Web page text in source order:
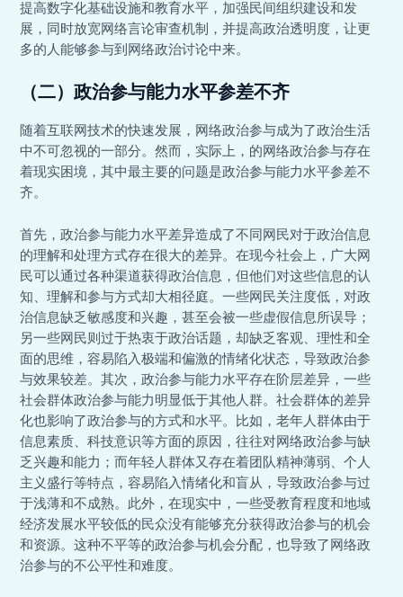
提高数字化基础设施和教育水平，加强民间组织建设和发
展，同时放宽网络言论审查机制，并提高政治透明度，让更
多的人能够参与到网络政治讨论中来。
（二）政治参与能力水平参差不齐
随着互联网技术的快速发展，网络政治参与成为了政治生活
中不可忽视的一部分。然而，实际上，的网络政治参与存在
着现实困境，其中最主要的问题是政治参与能力水平参差不
齐。
首先，政治参与能力水平差异造成了不同网民对于政治信息
的理解和处理方式存在很大的差异。在现今社会上，广大网
民可以通过各种渠道获得政治信息，但他们对这些信息的认
知、理解和参与方式却大相径庭。一些网民关注度低，对政
治信息缺乏敏感度和兴趣，甚至会被一些虚假信息所误导；
另一些网民则过于热衷于政治话题，却缺乏客观、理性和全
面的思维，容易陷入极端和偏激的情绪化状态，导致政治参
与效果较差。其次，政治参与能力水平存在阶层差异，一些
社会群体政治参与能力明显低于其他人群。社会群体的差异
化也影响了政治参与的方式和水平。比如，老年人群体由于
信息素质、科技意识等方面的原因，往往对网络政治参与缺
乏兴趣和能力；而年轻人群体又存在着团队精神薄弱、个人
主义盛行等特点，容易陷入情绪化和盲从，导致政治参与过
于浅薄和不成熟。此外，在现实中，一些受教育程度和地域
经济发展水平较低的民众没有能够充分获得政治参与的机会
和资源。这种不平等的政治参与机会分配，也导致了网络政
治参与的不公平性和难度。